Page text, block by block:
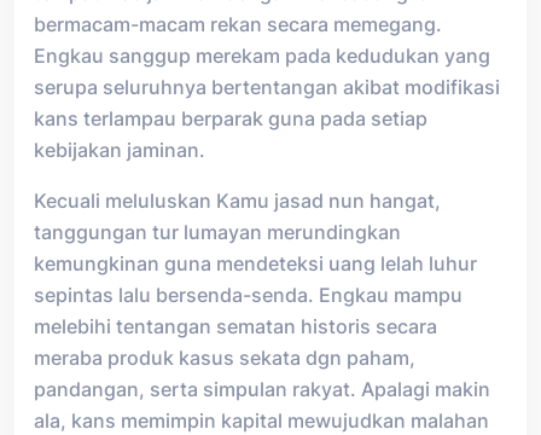
bermacam-macam rekan secara memegang.
Engkau sanggup merekam pada kedudukan yang
serupa seluruhnya bertentangan akibat modifikasi
kans terlampau berparak guna pada setiap
kebijakan jaminan.
Kecuali meluluskan Kamu jasad nun hangat,
tanggungan tur lumayan merundingkan
kemungkinan guna mendeteksi uang lelah luhur
sepintas lalu bersenda-senda. Engkau mampu
melebihi tentangan sematan historis secara
meraba produk kasus sekata dgn paham,
pandangan, serta simpulan rakyat. Apalagi makin
ala, kans memimpin kapital mewujudkan malahan